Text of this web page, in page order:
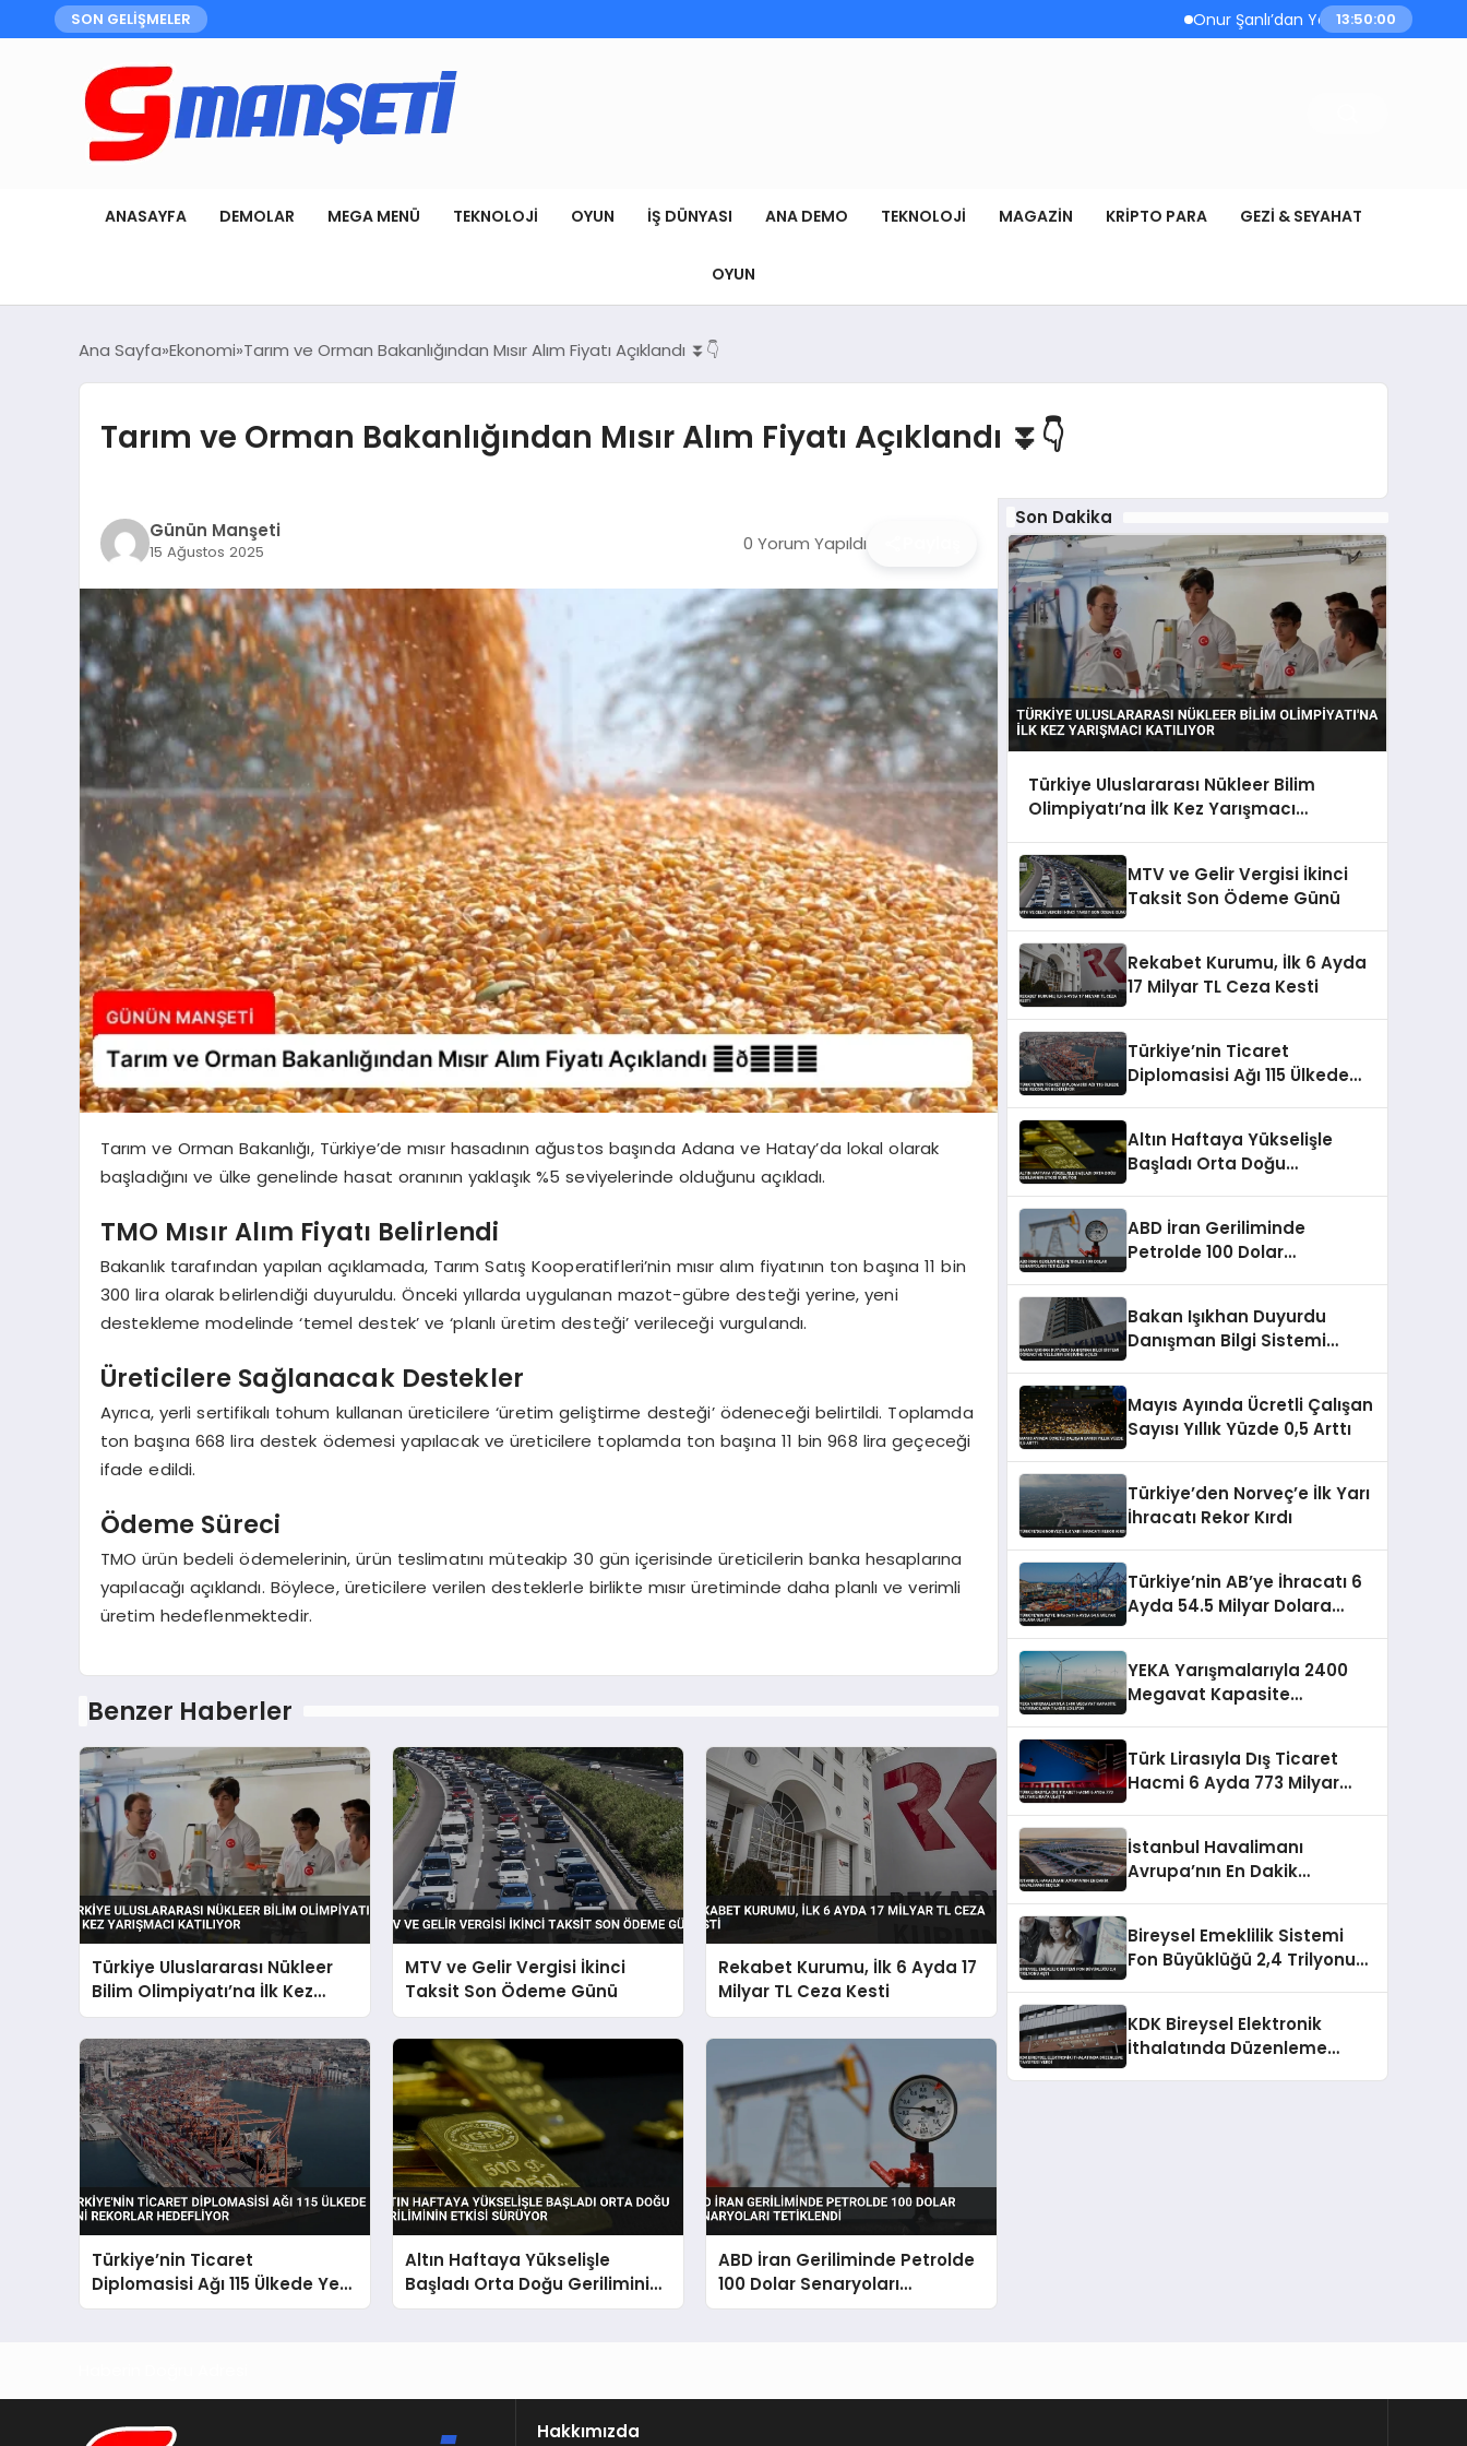
SON GELİŞMELER Onur Şanlı’dan Yazın Yeni Hiti: Kartallar |
13:50:01
ANASAYFA DEMOLAR MEGA MENÜ TEKNOLOJI OYUN İŞ DÜNYASI ANA DEMO TEKNOLOJI MAGAZIN KRIPTO PARA GEZI & SEYAHAT
OYUN
Ana Sayfa Ekonomi Tarım ve Orman Bakanlığından Mısır Alım Fiyatı Açıklandı ⏬👇
Tarım ve Orman Bakanlığından Mısır Alım Fiyatı Açıklandı ⏬👇
Günün Manşeti
15 Ağustos 2025 0 Yorum Yapıldı
Tarım ve Orman Bakanlığı, Türkiye’de mısır hasadının ağustos başında Adana ve Hatay’da lokal olarak
başladığını ve ülke genelinde hasat oranının yaklaşık %5 seviyelerinde olduğunu açıkladı.
TMO Mısır Alım Fiyatı Belirlendi
Bakanlık tarafından yapılan açıklamada, Tarım Satış Kooperatifleri’nin mısır alım fiyatının ton başına 11 bin
300 lira olarak belirlendiği duyuruldu. Önceki yıllarda uygulanan mazot-gübre desteği yerine, yeni
destekleme modelinde ‘temel destek’ ve ‘planlı üretim desteği’ verileceği vurgulandı.
Üreticilere Sağlanacak Destekler
Ayrıca, yerli sertifikalı tohum kullanan üreticilere ‘üretim geliştirme desteği’ ödeneceği belirtildi. Toplamda
ton başına 668 lira destek ödemesi yapılacak ve üreticilere toplamda ton başına 11 bin 968 lira geçeceği
ifade edildi.
Ödeme Süreci
TMO ürün bedeli ödemelerinin, ürün teslimatını müteakip 30 gün içerisinde üreticilerin banka hesaplarına
yapılacağı açıklandı. Böylece, üreticilere verilen desteklerle birlikte mısır üretiminde daha planlı ve verimli
üretim hedeflenmektedir.
Benzer Haberler
Türkiye Uluslararası Nükleer
Bilim Olimpiyatı’na İlk Kez
Yarışmacı Katılıyor
MTV ve Gelir Vergisi İkinci
Taksit Son Ödeme Günü
Rekabet Kurumu, İlk 6 Ayda 17
Milyar TL Ceza Kesti
Türkiye’nin Ticaret
Diplomasisi Ağı 115 Ülkede Yeni
Rekorlar Hedefliyor
Altın Haftaya Yükselişle
Başladı Orta Doğu Geriliminin
Etkisi Sürüyor
ABD İran Geriliminde Petrolde
100 Dolar Senaryoları
Tetiklendi
Son Dakika
Türkiye Uluslararası Nükleer Bilim
Olimpiyatı’na İlk Kez Yarışmacı
MTV ve Gelir Vergisi İkinci
Taksit Son Ödeme Günü
Rekabet Kurumu, İlk 6 Ayda
17 Milyar TL Ceza Kesti
Türkiye’nin Ticaret
Diplomasisi Ağı 115 Ülkede
Altın Haftaya Yükselişle
Başladı Orta Doğu
ABD İran Geriliminde
Petrolde 100 Dolar
Bakan Işıkhan Duyurdu
Danışman Bilgi Sistemi
Mayıs Ayında Ücretli Çalışan
Sayısı Yıllık Yüzde 0,5 Arttı
Türkiye’den Norveç’e İlk Yarı
İhracatı Rekor Kırdı
Türkiye’nin AB’ye İhracatı 6
Ayda 54.5 Milyar Dolara
YEKA Yarışmalarıyla 2400
Megavat Kapasite
Türk Lirasıyla Dış Ticaret
Hacmi 6 Ayda 773 Milyar
İstanbul Havalimanı
Avrupa’nın En Dakik
Bireysel Emeklilik Sistemi
Fon Büyüklüğü 2,4 Trilyonu
KDK Bireysel Elektronik
İthalatında Düzenleme
Hakkımızda